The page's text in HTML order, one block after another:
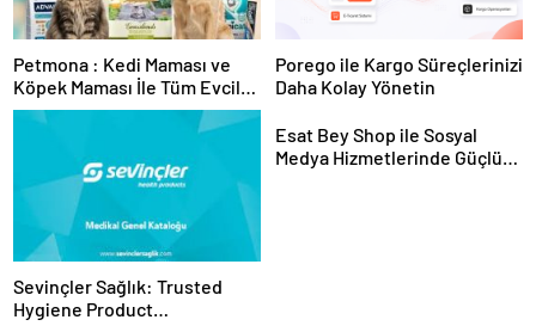
Petmona : Kedi Maması ve
Köpek Maması İle Tüm Evcil
Hayvan Ürünleri
Porego ile Kargo Süreçlerinizi
Daha Kolay Yönetin
Sevinçler Sağlık: Trusted
Hygiene Product
Esat Bey Shop ile Sosyal
Medya Hizmetlerinde Güçlü